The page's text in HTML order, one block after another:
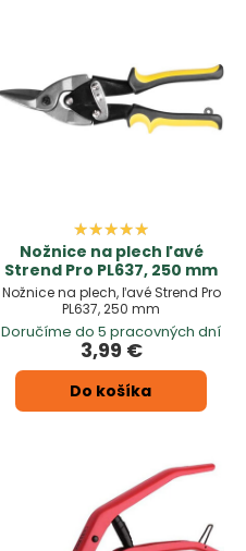
Nožnice na plech ľavé
Strend Pro PL637, 250 mm
Nožnice na plech, ľavé Strend Pro
PL637, 250 mm
Doručíme do 5 pracovných dní
3,99 €
Do košíka